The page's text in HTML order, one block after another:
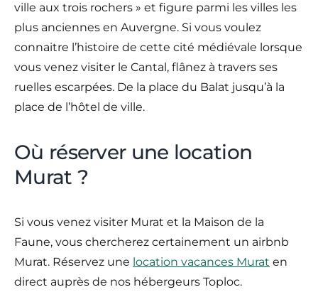
ville aux trois rochers » et figure parmi les villes les
plus anciennes en Auvergne. Si vous voulez
connaitre l’histoire de cette cité médiévale lorsque
vous venez visiter le Cantal, flânez à travers ses
ruelles escarpées. De la place du Balat jusqu’à la
place de l’hôtel de ville.
Où réserver une location
Murat ?
Si vous venez visiter Murat et la Maison de la
Faune, vous chercherez certainement un airbnb
Murat. Réservez une location vacances Murat en
direct auprès de nos hébergeurs Toploc.